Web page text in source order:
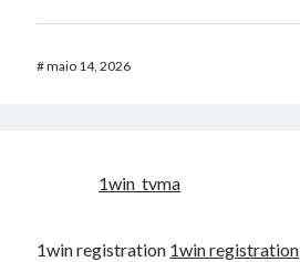
#maio 14, 2026
1win_tvma
1win registration 1win registration